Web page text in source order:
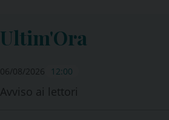
Ultim'Ora
06/08/2026 12:00
Avviso ai lettori